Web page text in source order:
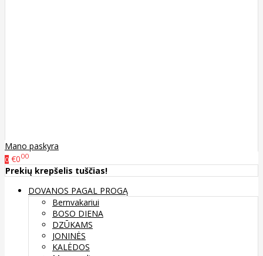
Mano paskyra
0 €000
Prekių krepšelis tuščias!
DOVANOS PAGAL PROGĄ
Bernvakariui
BOSO DIENA
DZŪKAMS
JONINĖS
KALĖDOS